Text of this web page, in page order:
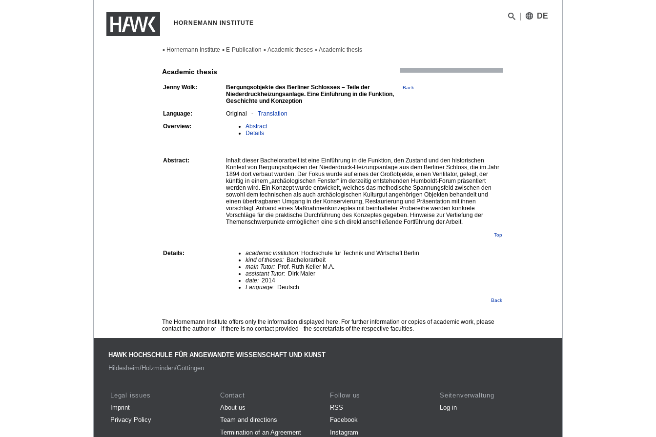
HORNEMANN INSTITUTE
DE
> Hornemann Institute > E-Publication > Academic theses > Academic thesis
Academic thesis
Jenny Wölk:
Bergungsobjekte des Berliner Schlosses – Teile der
Niederdruckheizungsanlage. Eine Einführung in die Funktion,
Geschichte und Konzeption
Back
Language: Original - Translation
Overview:
Abstract
Details
Abstract:
Inhalt dieser Bachelorarbeit ist eine Einführung in die Funktion, den Zustand und den historischen
Kontext von Bergungsobjekten der Niederdruck-Heizungsanlage aus dem Berliner Schloss, die im Jahr
1894 dort verbaut wurden. Der Fokus wurde auf eines der Großobjekte, einen Ventilator, gelegt, der
künftig in einem „archäologischen Fenster“ im derzeitig entstehenden Humboldt-Forum präsentiert
werden wird. Ein Konzept wurde entwickelt, welches das methodische Spannungsfeld zwischen den
sowohl dem technischen als auch archäologischen Kulturgut angehörigen Objekten behandelt und
einen übertragbaren Umgang in der Konservierung, Restaurierung und Präsentation mit ihnen
vorschlägt. Anhand eines Maßnahmenkonzeptes mit beinhalteter Probereihe werden konkrete
Vorschläge für die praktische Durchführung des Konzeptes gegeben. Hinweise zur Vertiefung der
Themenschwerpunkte ermöglichen eine sich direkt anschließende Fortführung der Arbeit.
Top
Details: academic institution: Hochschule für Technik und Wirtschaft Berlin
kind of theses: Bachelorarbeit
main Tutor: Prof. Ruth Keller M.A.
assistant Tutor: Dirk Maier
date: 2014
Language: Deutsch
Back
The Hornemann Institute offers only the information displayed here. For further information or copies of academic work, please
contact the author or - if there is no contact provided - the secretariats of the respective faculties.
HAWK HOCHSCHULE FÜR ANGEWANDTE WISSENSCHAFT UND KUNST
Hildesheim/Holzminden/Göttingen
Legal issues
Imprint
Privacy Policy
Contact
About us
Team and directions
Termination of an Agreement
Follow us
RSS
Facebook
Instagram
Seitenverwaltung
Log in